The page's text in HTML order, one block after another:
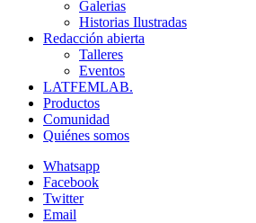
Galerias
Historias Ilustradas
Redacción abierta
Talleres
Eventos
LATFEMLAB.
Productos
Comunidad
Quiénes somos
Whatsapp
Facebook
Twitter
Email